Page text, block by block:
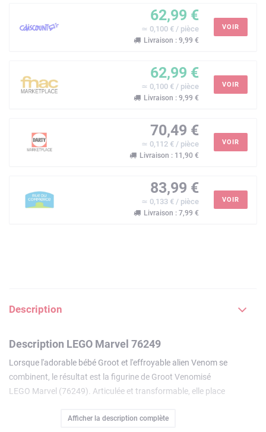
62,99 €
≃ 0,100 € / pièce
Livraison : 9,99 €
VOIR
62,99 €
≃ 0,100 € / pièce
Livraison : 9,99 €
VOIR
70,49 €
≃ 0,112 € / pièce
Livraison : 11,90 €
VOIR
83,99 €
≃ 0,133 € / pièce
Livraison : 7,99 €
VOIR
Description
Description LEGO Marvel 76249
Lorsque l'adorable bébé Groot et l'effroyable alien Venom se
combinent, le résultat est la figurine de Groot Venomisé
LEGO Marvel (76249). Articulée et transformable, elle place
Afficher la description complète